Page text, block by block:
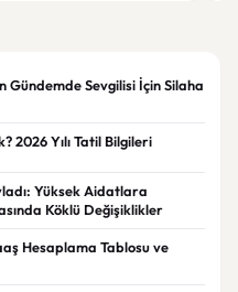
Gündemde Sevgilisi İçin Silaha
2026 Yılı Tatil Bilgileri
Yüksek Aidatlara
Köklü Değişiklikler
Hesaplama Tablosu ve